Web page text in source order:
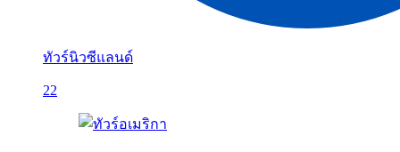
ทัวร์นิวซีแลนด์
22